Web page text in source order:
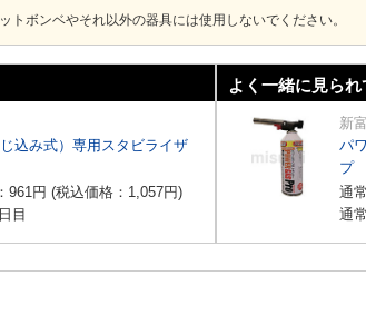
トボンベやそれ以外の器具には使用しないでください。
込み式）専用スタビライザ
961 円 (税込価格： 1,057円)
目
よく一緒に見ら
新
パ
プ
通
通